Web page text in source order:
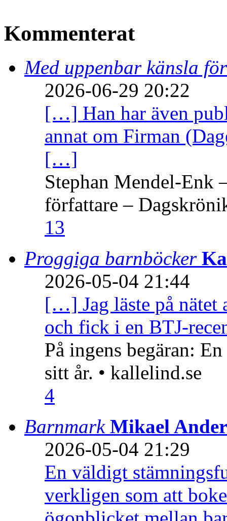
Kommenterat
Med uppenbar känsla
2026-06-29 20:22
[…] Han har även
annat om Firman
[…]
Stephan Mendel-Enk
författare –
13
Proggiga barnböcker
2026-05-04 21:44
[…] Jag läste på nätet
och fick i en BTJ-
På ingens begäran:
sitt år. • kallelind.se
4
Barnmark Mikael
2026-05-04 21:29
En väldigt
verkligen som att